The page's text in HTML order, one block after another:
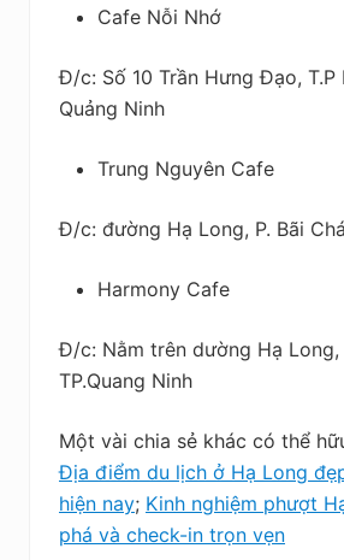
Cafe Nỗi Nhớ
Đ/c: Số 10 Trần Hưng Đạo, T.P
Quảng Ninh
Trung Nguyên Cafe
Đ/c: đường Hạ Long, P. Bãi
Harmony Cafe
Đ/c: Nằm trên dường Hạ Long,
TP.Quang Ninh
Một vài chia sẻ khác có thể
Địa điểm du lịch ở Hạ Long
hiện nay; Kinh nghiệm phượt
phá và check-in trọn vẹn